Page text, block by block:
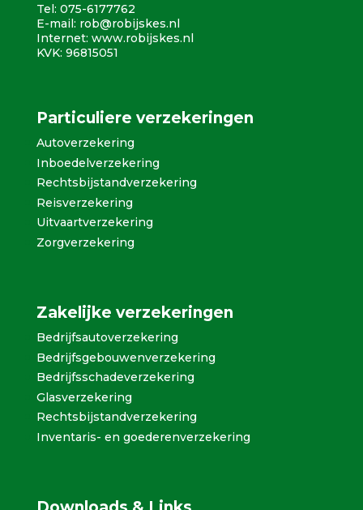
Tel: 075-6177762
E-mail: rob@robijskes.nl
Internet: www.robijskes.nl
KVK: 96815051
Particuliere verzekeringen
Autoverzekering
Inboedelverzekering
Rechtsbijstandverzekering
Reisverzekering
Uitvaartverzekering
Zorgverzekering
Zakelijke verzekeringen
Bedrijfsautoverzekering
Bedrijfsgebouwenverzekering
Bedrijfsschadeverzekering
Glasverzekering
Rechtsbijstandverzekering
Inventaris- en goederenverzekering